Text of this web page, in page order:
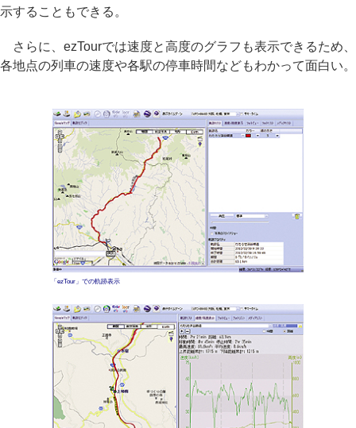
示することもできる。
さらに、ezTourでは速度と高度のグラフも表示できるため、
各地点の列車の速度や各駅の停車時間などもわかって面白い。
「ezTour」での軌跡表示